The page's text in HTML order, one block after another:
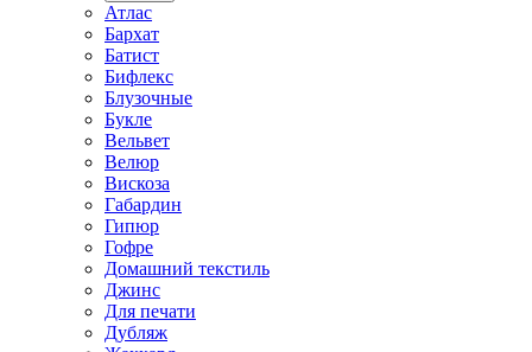
Атлас
Бархат
Батист
Бифлекс
Блузочные
Букле
Вельвет
Велюр
Вискоза
Габардин
Гипюр
Гофре
Домашний текстиль
Джинс
Для печати
Дубляж